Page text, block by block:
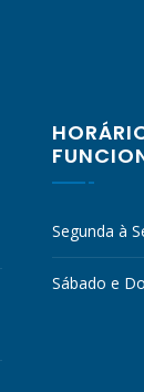
Segunda à
Sábado e